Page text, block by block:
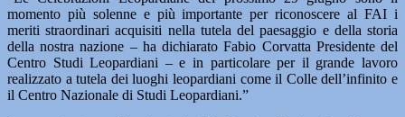
momento più solenne e più importante per riconoscere al FAI i
meriti straordinari acquisiti nella tutela del paesaggio e della storia
della nostra nazione – ha dichiarato Fabio Corvatta Presidente del
Centro Studi Leopardiani – e in particolare per il grande lavoro
realizzato a tutela dei luoghi leopardiani come il Colle dell’infinito e
il Centro Nazionale di Studi Leopardiani.”